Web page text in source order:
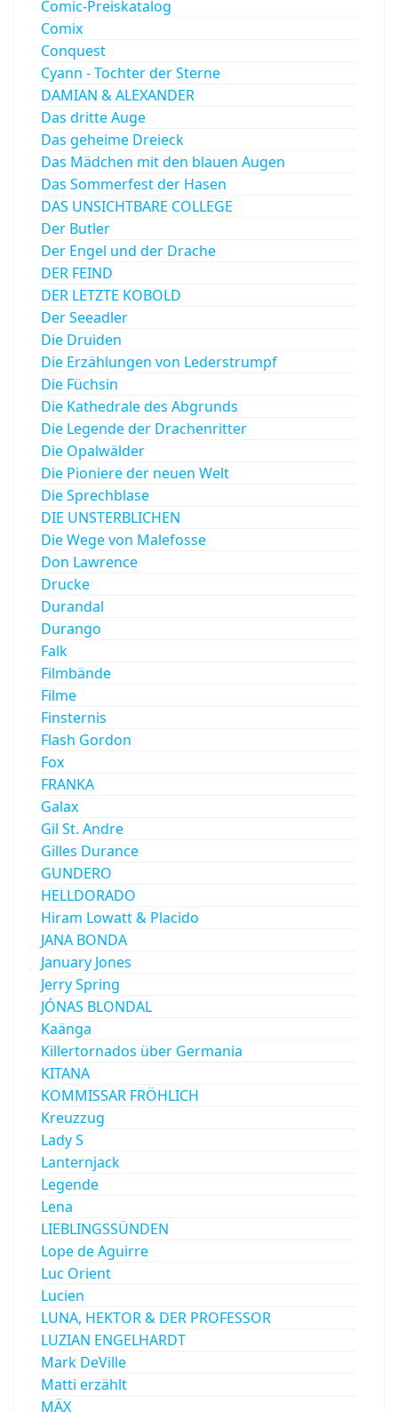
Comic-Preiskatalog
Comix
Conquest
Cyann - Tochter der Sterne
DAMIAN & ALEXANDER
Das dritte Auge
Das geheime Dreieck
Das Mädchen mit den blauen Augen
Das Sommerfest der Hasen
DAS UNSICHTBARE COLLEGE
Der Butler
Der Engel und der Drache
DER FEIND
DER LETZTE KOBOLD
Der Seeadler
Die Druiden
Die Erzählungen von Lederstrumpf
Die Füchsin
Die Kathedrale des Abgrunds
Die Legende der Drachenritter
Die Opalwälder
Die Pioniere der neuen Welt
Die Sprechblase
DIE UNSTERBLICHEN
Die Wege von Malefosse
Don Lawrence
Drucke
Durandal
Durango
Falk
Filmbände
Filme
Finsternis
Flash Gordon
Fox
FRANKA
Galax
Gil St. Andre
Gilles Durance
GUNDERO
HELLDORADO
Hiram Lowatt & Placido
JANA BONDA
January Jones
Jerry Spring
JÓNAS BLONDAL
Kaänga
Killertornados über Germania
KITANA
KOMMISSAR FRÖHLICH
Kreuzzug
Lady S
Lanternjack
Legende
Lena
LIEBLINGSSÜNDEN
Lope de Aguirre
Luc Orient
Lucien
LUNA, HEKTOR & DER PROFESSOR
LUZIAN ENGELHARDT
Mark DeVille
Matti erzählt
MÄX